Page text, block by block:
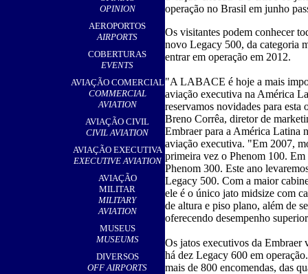
OPINION
AEROPORTOS
AIRPORTS
COBERTURAS
EVENTS
AVIAÇÃO COMERCIAL
COMMERCIAL
AVIATION
AVIAÇÃO CIVIL
CIVIL AVIATION
AVIAÇÃO EXECUTIVA
EXECUTIVE AVIATION
AVIAÇÃO
MILITAR
MILITARY
AVIATION
MUSEUS
MUSEUMS
DIVERSOS
OFF AIRPORTS
operação no Brasil em junho
Os visitantes podem conhecer
novo Legacy 500, da categoria
entrar em operação em 2012.
"A LABACE é hoje a mais
aviação executiva na América
reservamos novidades para esta
Breno Corrêa, diretor de
Embraer para a América Latina
aviação executiva. "Em 2007,
primeira vez o Phenom 100.
Phenom 300. Este ano
Legacy 500. Com a maior
ele é o único jato midsize com
de altura e piso plano, além de
oferecendo desempenho
Os jatos executivos da Embraer
há dez Legacy 600 em
mais de 800 encomendas, das